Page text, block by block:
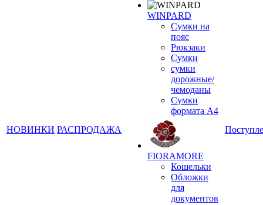
НОВИНКИ РАСПРОДАЖА
WINPARD
Сумки на
пояс
Рюкзаки
Сумки
сумки
дорожные/
чемоданы
Сумки
формата А4
FIORAMORE
Кошельки
Обложки
для
документов